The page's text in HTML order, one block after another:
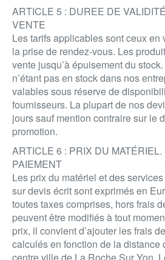
ARTICLE 5 : DUREE DE
VENTE
Les tarifs applicables sont ceux en
la prise de rendez-vous. Les
vente jusqu’à épuisement du
n’étant pas en stock dans nos
valables sous réserve de
fournisseurs. La plupart de nos
jours sauf mention contraire sur le
promotion.
ARTICLE 6 : PRIX DU
PAIEMENT
Les prix du matériel et des
sur devis écrit sont exprimés en
toutes taxes comprises, hors frais
peuvent être modifiés à tout
prix, il convient d’ajouter les frais
calculés en fonction de la distance